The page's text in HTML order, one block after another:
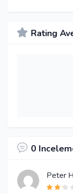
Rating
0
Peter